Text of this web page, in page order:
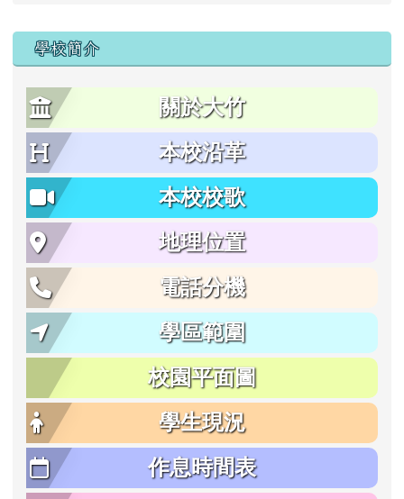
學校簡介
關於大竹
本校沿革
本校校歌
地理位置
電話分機
學區範圍
校園平面圖
學生現況
作息時間表